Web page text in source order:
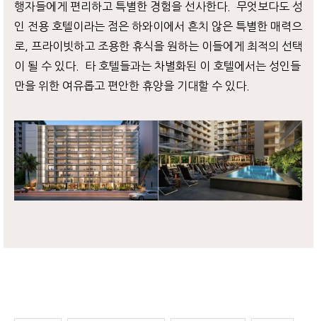
행자들에게 편리하고 특별한 경험을 선사한다. 무엇보다도 성
인 전용 호텔이라는 점은 하와이에서 흔치 않은 특별한 매력으
로, 프라이빗하고 조용한 휴식을 원하는 이들에게 최적의 선택
이 될 수 있다. 타 호텔들과는 차별화된 이 호텔에서는 성인들
만을 위한 여유롭고 편안한 휴양을 기대할 수 있다.